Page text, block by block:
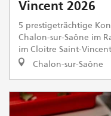
Vincent 2026
5 prestigeträchtige
Chalon-sur-Saône im
im Cloitre Saint-
Chalon-sur-Saône